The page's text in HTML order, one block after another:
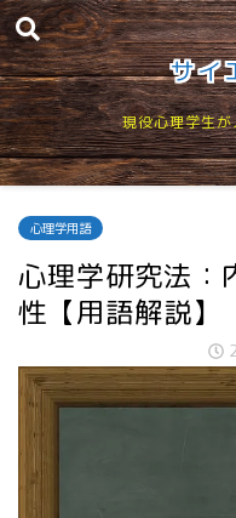
サイ
現役心理学生
心理学用語
心理学研究法：
性【用語解説】